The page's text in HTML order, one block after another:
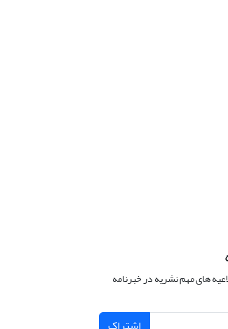
های مهم نشریه در خبرنامه